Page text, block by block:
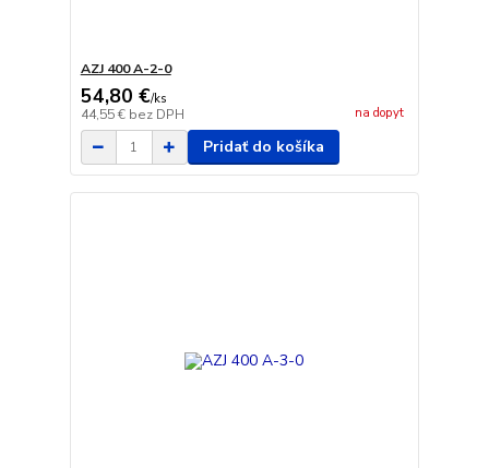
AZJ 400 A-2-0
54,80 €/ks
44,55 € bez DPH na dopyt
Pridať do košíka